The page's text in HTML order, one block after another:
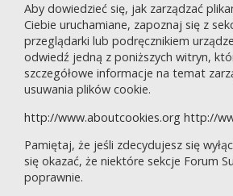
Aby dowiedzieć się, jak zarządzać
Ciebie uruchamiane, zapoznaj się z
przeglądarki lub podręcznikiem
odwiedź jedną z poniższych witryn,
szczegółowe informacje na temat
usuwania plików cookie.
http://www.aboutcookies.org http://
Pamiętaj, że jeśli zdecydujesz się
się okazać, że niektóre sekcje Forum
poprawnie.